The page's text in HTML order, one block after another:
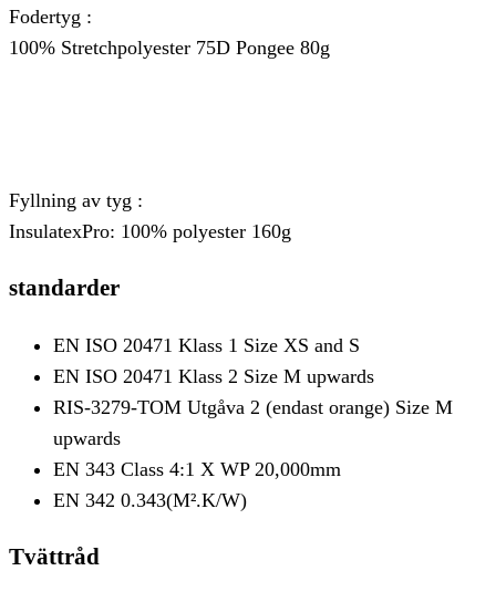
Fodertyg :
100% Stretchpolyester 75D Pongee 80g
Fyllning av tyg :
InsulatexPro: 100% polyester 160g
standarder
EN ISO 20471 Klass 1 Size XS and S
EN ISO 20471 Klass 2 Size M upwards
RIS-3279-TOM Utgåva 2 (endast orange) Size M
upwards
EN 343 Class 4:1 X WP 20,000mm
EN 342 0.343(M².K/W)
Tvättråd